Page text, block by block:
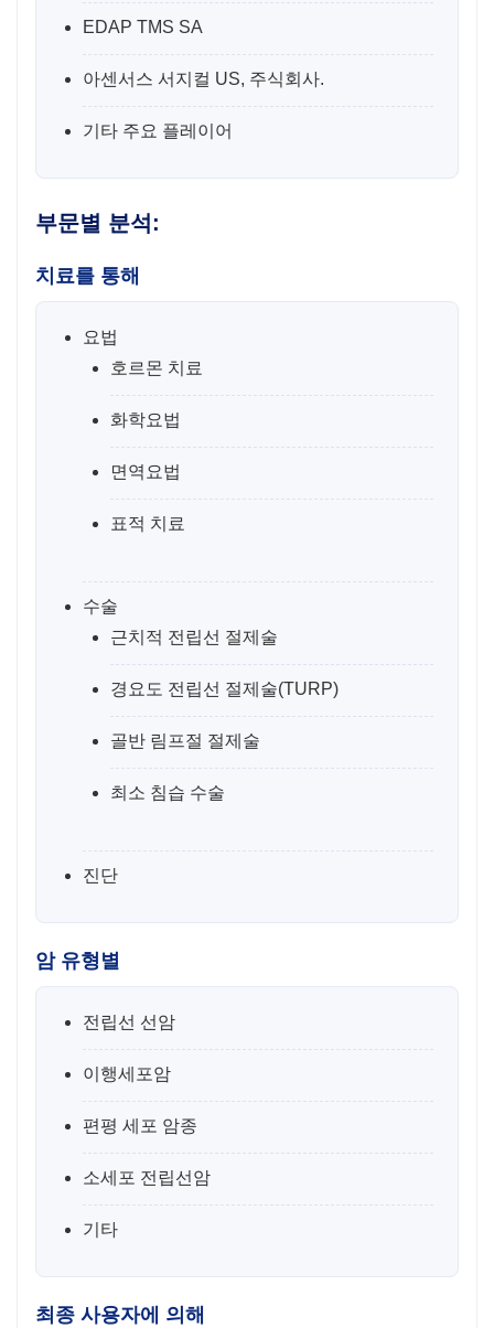
EDAP TMS SA
아센서스 서지컬 US, 주식회사.
기타 주요 플레이어
부문별 분석:
치료를 통해
요법
호르몬 치료
화학요법
면역요법
표적 치료
수술
근치적 전립선 절제술
경요도 전립선 절제술(TURP)
골반 림프절 절제술
최소 침습 수술
진단
암 유형별
전립선 선암
이행세포암
편평 세포 암종
소세포 전립선암
기타
최종 사용자에 의해